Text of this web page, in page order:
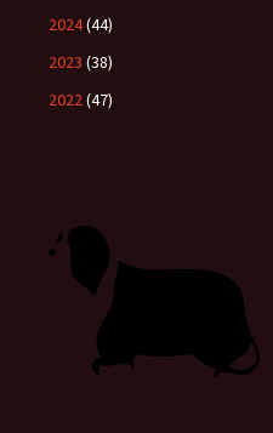
2024(44)
2023 (38)
2022(47)